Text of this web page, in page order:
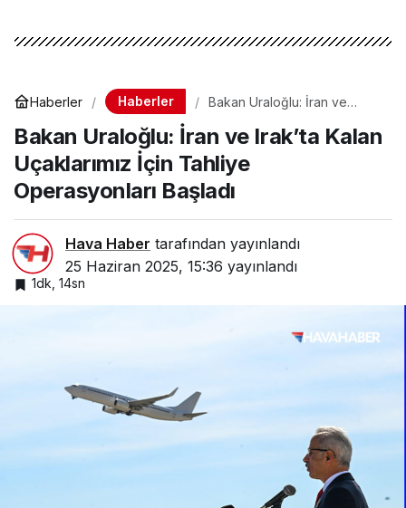
Haberler Haberler
Bakan Uraloğlu: İran ve
Tahliye Operasyonları
Başladı
Bakan Uraloğlu: İran ve Irak’ta Kalan
Uçaklarımız İçin Tahliye
Operasyonları Başladı
Hava Haber tarafından yayınlandı
25 Haziran 2025, 15:36 yayınlandı
1dk, 14sn